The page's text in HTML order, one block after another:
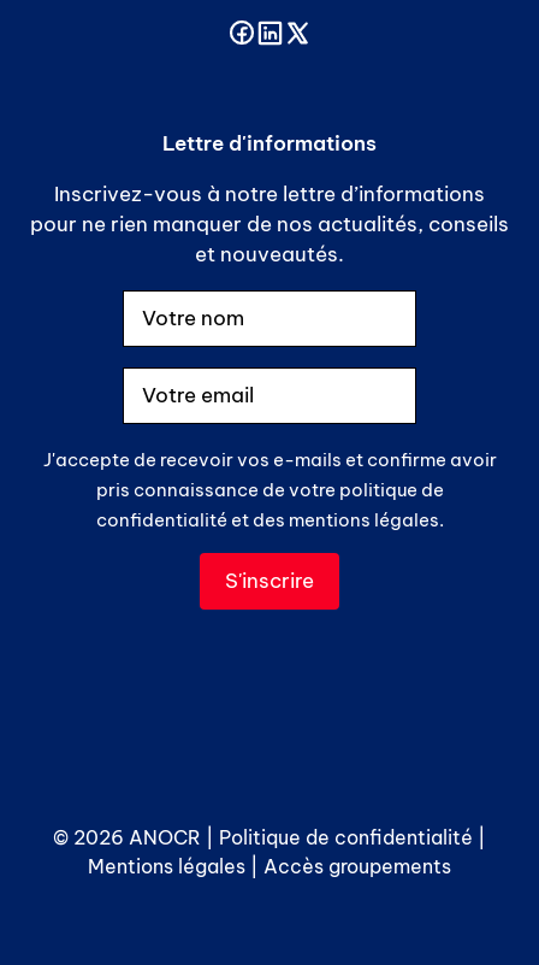
Lettre d'informations
Inscrivez-vous à notre lettre d’informations
pour ne rien manquer de nos actualités, conseils
et nouveautés.
J'accepte de recevoir vos e-mails et confirme avoir
pris connaissance de votre politique de
confidentialité et des mentions légales.
© 2026 ANOCR | Politique de confidentialité
Mentions légales
Accès groupements